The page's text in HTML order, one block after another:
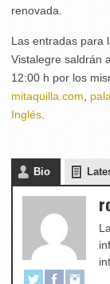
renovada.
Las entradas para
Vistalegre saldrán
12:00 h por los
mitaquilla.com,
Inglés.
Bio